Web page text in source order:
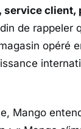
service
de rappeler
opéré
Mango